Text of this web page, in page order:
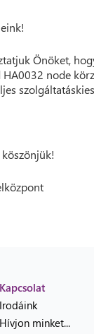
Önöket,
HA0032 node
Kapcsolat
Irodáink
Hívjon minket...